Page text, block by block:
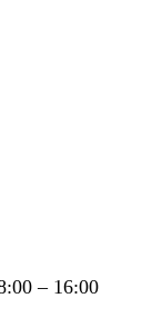
– 16:00